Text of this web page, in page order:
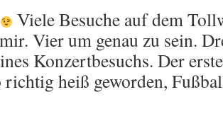
Viele Besuche auf dem
Vier um genau zu sein.
Konzertbesuchs. Der
richtig heiß geworden,